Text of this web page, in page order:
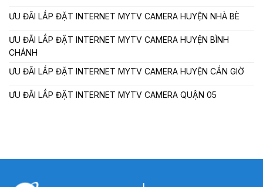
ƯU ĐÃI LẮP ĐẶT INTERNET MYTV CAMERA HUYỆN NHÀ BÈ
ƯU ĐÃI LẮP ĐẶT INTERNET MYTV CAMERA HUYỆN BÌNH
CHÁNH
ƯU ĐÃI LẮP ĐẶT INTERNET MYTV CAMERA HUYỆN CẦN GIỜ
ƯU ĐÃI LẮP ĐẶT INTERNET MYTV CAMERA QUẬN 05